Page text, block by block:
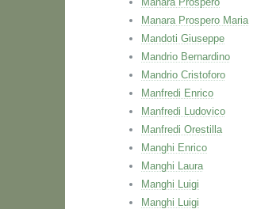
Manara Prospero Maria
Mandoti Giuseppe
Mandrio Bernardino
Mandrio Cristoforo
Manfredi Enrico
Manfredi Ludovico
Manfredi Orestilla
Manghi Enrico
Manghi Laura
Manghi Luigi
Manghi Luigi